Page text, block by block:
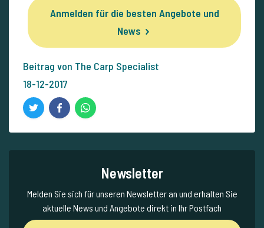
Anmelden für die besten Angebote und
News
Beitrag von The Carp Specialist
18-12-2017
Newsletter
Melden Sie sich für unseren Newsletter an und erhalten Sie
aktuelle News und Angebote direkt in Ihr Postfach